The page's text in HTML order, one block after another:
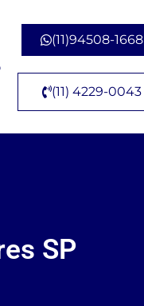
(11)94508-1668
(11) 4229-0043
SP